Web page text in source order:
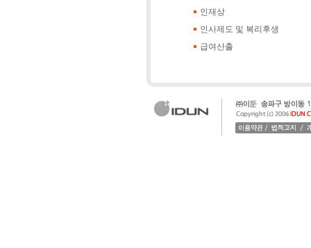
인재상
인사제도 및 복리후생
급여산출